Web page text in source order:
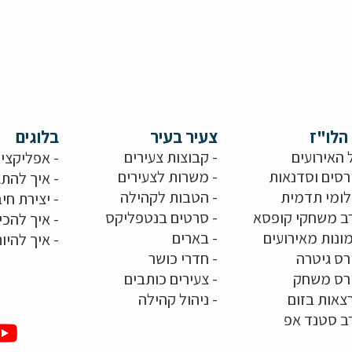
בלוגים
-
-איך
- יצירת
-איך
-איך
צעיר בעיר
- קבוצות צעירים
- משרות לצעירים
- הטבות לקהילה
- סרטים בנטפליקס
- בארים
- חדרי כושר
-צעירים כותבים
- ניהול קהילה
וסדנאות
תדמית
משחקי קופסא
מאירועים
גיטרה
משחק
בזום
סטנד אפ